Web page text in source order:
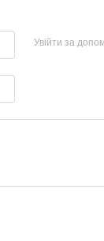
Увійти за